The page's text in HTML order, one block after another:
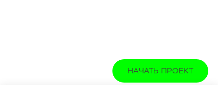
НАЧАТЬ ПРОЕКТ